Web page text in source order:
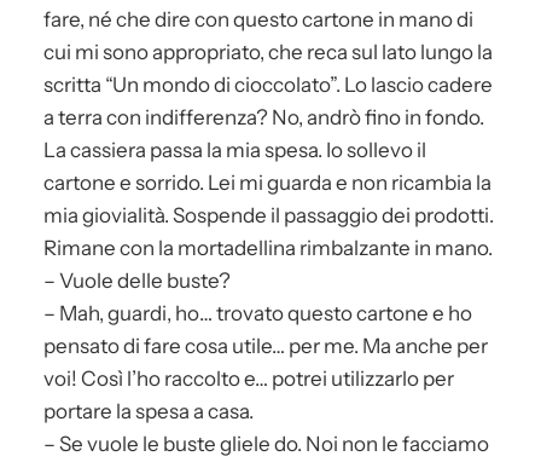
fare, né che dire con questo cartone in mano di
cui mi sono appropriato, che reca sul lato lungo la
scritta “Un mondo di cioccolato”. Lo lascio cadere
a terra con indifferenza? No, andrò fino in fondo.
La cassiera passa la mia spesa. Io sollevo il
cartone e sorrido. Lei mi guarda e non ricambia la
mia giovialità. Sospende il passaggio dei prodotti.
Rimane con la mortadellina rimbalzante in mano.
– Vuole delle buste?
– Mah, guardi, ho… trovato questo cartone e ho
pensato di fare cosa utile… per me. Ma anche per
voi! Così l’ho raccolto e… potrei utilizzarlo per
portare la spesa a casa.
– Se vuole le buste gliele do. Noi non le facciamo